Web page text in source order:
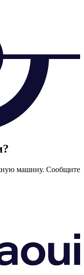
машину. Сообщите